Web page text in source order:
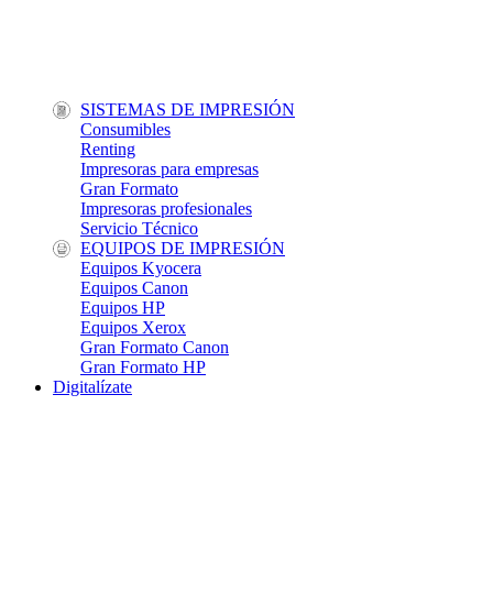
SISTEMAS DE IMPRESIÓN
Consumibles
Renting
Impresoras para empresas
Gran Formato
Impresoras profesionales
Servicio Técnico
EQUIPOS DE IMPRESIÓN
Equipos Kyocera
Equipos Canon
Equipos HP
Equipos Xerox
Gran Formato Canon
Gran Formato HP
Digitalízate